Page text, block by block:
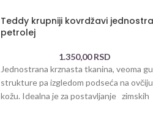
Teddy krupniji kovrdžavi
petrolej
1.350,00RSD
Jednostrana krznasta tkanina, veoma
strukture pa izgledom podseća na ovčiju
kožu. Idealna je za postavljanje zimskih